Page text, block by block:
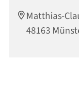
Matthias-
48163